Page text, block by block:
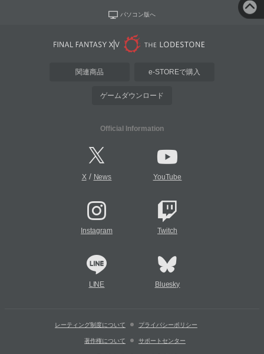
パソコン版へ
関連商品 e-STOREで購入
ゲームダウンロード
Official Information
X/ News YouTube
Instagram Twitch
LINE Bluesky
レーティング制度について プライバシーポリシー
著作権について サポートセンター